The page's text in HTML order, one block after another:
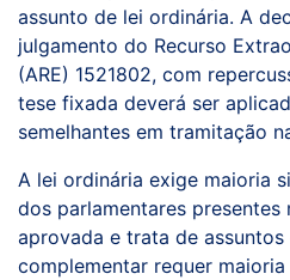
assunto de lei ordinária. A
julgamento do Recurso
(ARE) 1521802, com
tese fixada deverá ser
semelhantes em tramitação
A lei ordinária exige maioria
dos parlamentares presentes
aprovada e trata de assuntos
complementar requer